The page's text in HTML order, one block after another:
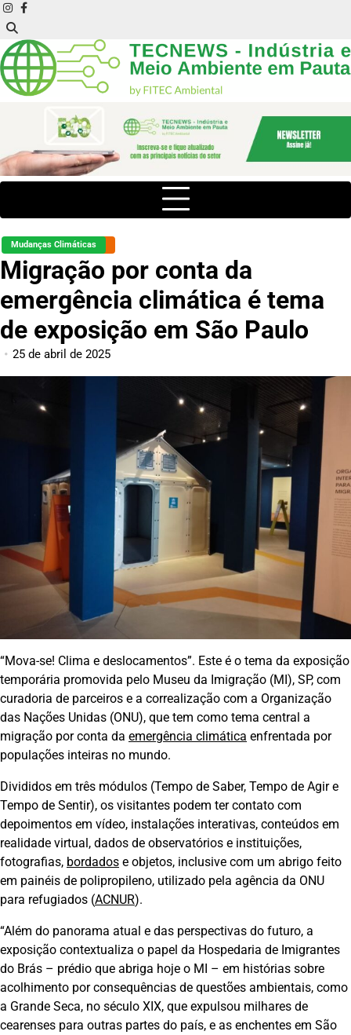
Skip
to
content
instagram
facebook
Mudanças Climáticas
Migração por conta da
emergência climática é tema
de exposição em São Paulo
25 de abril de 2025
“Mova-se! Clima e deslocamentos”. Este é o tema da exposição
temporária promovida pelo Museu da Imigração (MI), SP, com
curadoria de parceiros e a correalização com a Organização
das Nações Unidas (ONU), que tem como tema central a
migração por conta da emergência climática enfrentada por
populações inteiras no mundo.
Divididos em três módulos (Tempo de Saber, Tempo de Agir e
Tempo de Sentir), os visitantes podem ter contato com
depoimentos em vídeo, instalações interativas, conteúdos em
realidade virtual, dados de observatórios e instituições,
fotografias, bordados e objetos, inclusive com um abrigo feito
em painéis de polipropileno, utilizado pela agência da ONU
para refugiados (ACNUR).
“Além do panorama atual e das perspectivas do futuro, a
exposição contextualiza o papel da Hospedaria de Imigrantes
do Brás – prédio que abriga hoje o MI – em histórias sobre
acolhimento por consequências de questões ambientais, como
a Grande Seca, no século XIX, que expulsou milhares de
cearenses para outras partes do país, e as enchentes em São